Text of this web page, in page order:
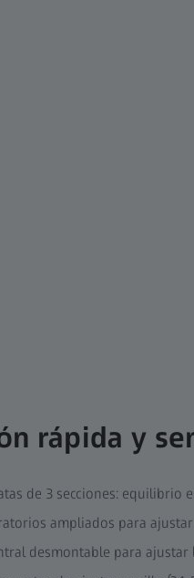
rápida y
de 3 secciones:
ampliados para
desmontable para